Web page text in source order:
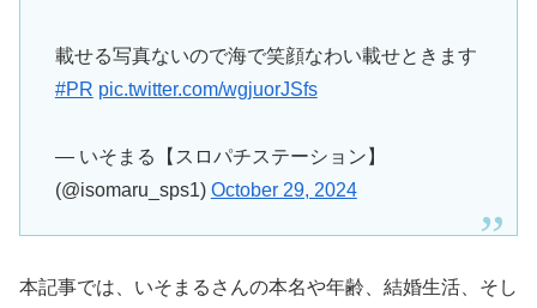
載せる写真ないので海で笑顔なわい載せときます
#PR pic.twitter.com/wgjuorJSfs
— いそまる【スロパチステーション】
(@isomaru_sps1) October 29, 2024
本記事では、いそまるさんの本名や年齢、結婚生活、そし